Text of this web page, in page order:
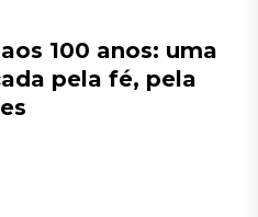
100 anos: uma
pela fé, pela